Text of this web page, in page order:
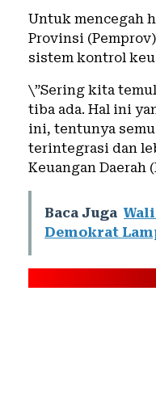
Untuk mencegah
Provinsi
sistem kontrol
\”Sering kita
tiba ada. Hal ini
ini, tentunya
terintegrasi dan
Keuangan Daerah
Baca Juga
Demokrat